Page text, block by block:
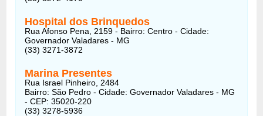
Hospital dos Brinquedos
Rua Afonso Pena, 2159 - Bairro: Centro - Cidade:
Governador Valadares - MG
(33) 3271-3872
Marina Presentes
Rua Israel Pinheiro, 2484
Bairro: São Pedro - Cidade: Governador Valadares - MG
- CEP: 35020-220
(33) 3278-5936